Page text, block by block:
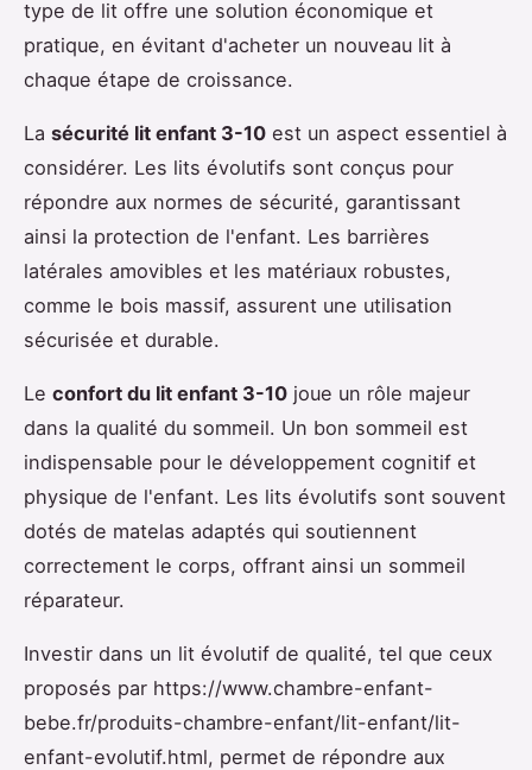
type de lit offre une solution économique et
pratique, en évitant d'acheter un nouveau lit à
chaque étape de croissance.
La sécurité lit enfant 3-10 est un aspect essentiel à
considérer. Les lits évolutifs sont conçus pour
répondre aux normes de sécurité, garantissant
ainsi la protection de l'enfant. Les barrières
latérales amovibles et les matériaux robustes,
comme le bois massif, assurent une utilisation
sécurisée et durable.
Le confort du lit enfant 3-10 joue un rôle majeur
dans la qualité du sommeil. Un bon sommeil est
indispensable pour le développement cognitif et
physique de l'enfant. Les lits évolutifs sont souvent
dotés de matelas adaptés qui soutiennent
correctement le corps, offrant ainsi un sommeil
réparateur.
Investir dans un lit évolutif de qualité, tel que ceux
proposés par https://www.chambre-enfant-
bebe.fr/produits-chambre-enfant/lit-enfant/lit-
enfant-evolutif.html, permet de répondre aux